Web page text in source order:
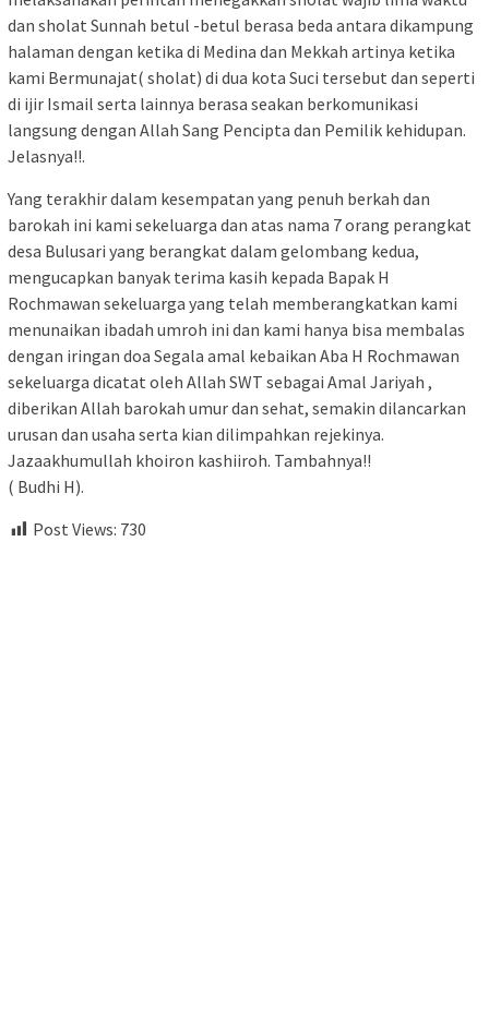
dan sholat Sunnah betul -betul berasa beda antara dikampung
halaman dengan ketika di Medina dan Mekkah artinya ketika
kami Bermunajat( sholat) di dua kota Suci tersebut dan seperti
di ijir Ismail serta lainnya berasa seakan berkomunikasi
langsung dengan Allah Sang Pencipta dan Pemilik kehidupan.
Jelasnya!!.
Yang terakhir dalam kesempatan yang penuh berkah dan
barokah ini kami sekeluarga dan atas nama 7 orang perangkat
desa Bulusari yang berangkat dalam gelombang kedua,
mengucapkan banyak terima kasih kepada Bapak H
Rochmawan sekeluarga yang telah memberangkatkan kami
menunaikan ibadah umroh ini dan kami hanya bisa membalas
dengan iringan doa Segala amal kebaikan Aba H Rochmawan
sekeluarga dicatat oleh Allah SWT sebagai Amal Jariyah ,
diberikan Allah barokah umur dan sehat, semakin dilancarkan
urusan dan usaha serta kian dilimpahkan rejekinya.
Jazaakhumullah khoiron kashiiroh. Tambahnya!!
( Budhi H).
Post Views: 730